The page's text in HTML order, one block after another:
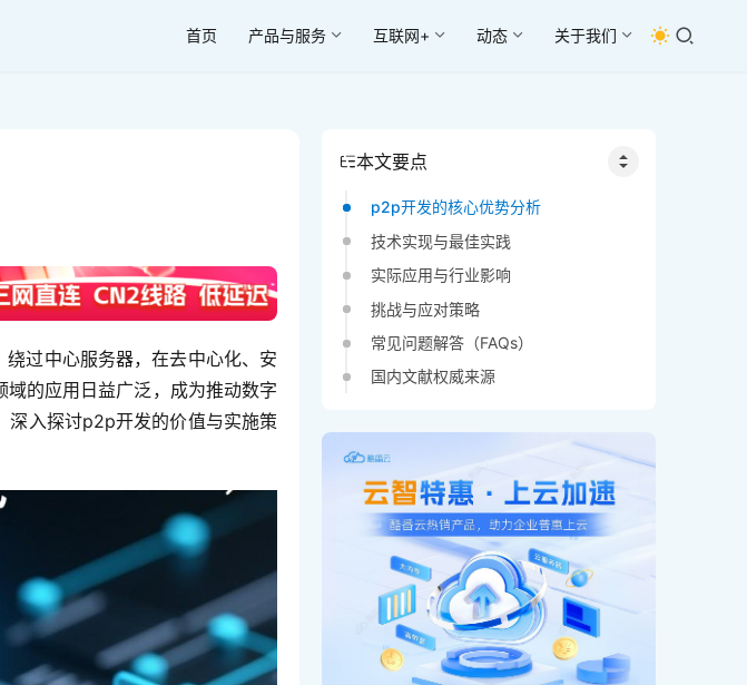
首页 产品与服务 互联网+ 动态 关于我们
过中心服务器，在去中心化、安
的应用日益广泛，成为推动数字
深入探讨p2p开发的价值与实施策
本文要点
p2p开发的核心优势分析
技术实现与最佳实践
实际应用与行业影响
挑战与应对策略
常见问题解答（FAQs）
国内文献权威来源